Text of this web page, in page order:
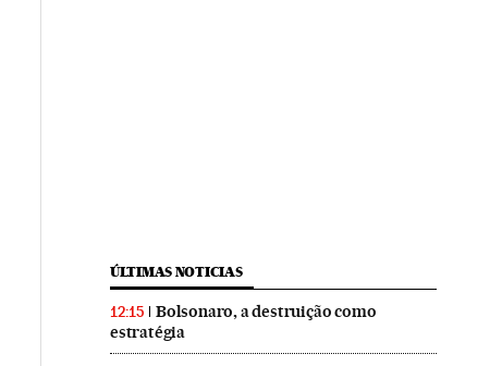
ÚLTIMAS NOTICIAS
12:15
Bolsonaro, a destruição como
estratégia